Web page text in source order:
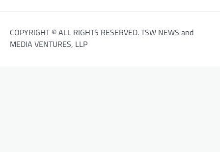
COPYRIGHT © ALL RIGHTS RESERVED. TSW NEWS and
MEDIA VENTURES, LLP